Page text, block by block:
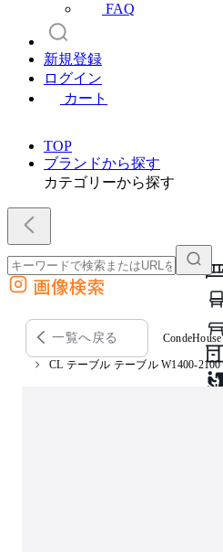
FAQ
新規登録
ログイン
カート
TOP
ブランドから探す
カテゴリーから探す
外部サイトの商品をカートに追加
他のサイトで見つけた商品ページのURLを貼り付けて
画像検索
一覧へ戻る CondeHouse
CL テーブル テーブル W1400-